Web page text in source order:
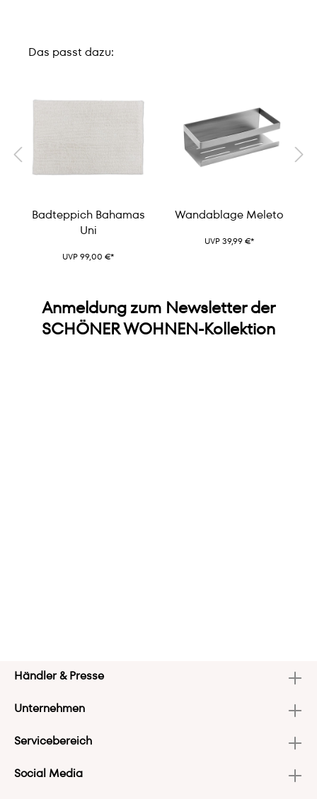
Das passt dazu:
Badteppich Bahamas
Uni
UVP 99,00 €*
Wandablage Meleto
UVP 39,99 €*
Anmeldung zum Newsletter der
SCHÖNER WOHNEN-Kollektion
Händler & Presse
Unternehmen
Servicebereich
Social Media